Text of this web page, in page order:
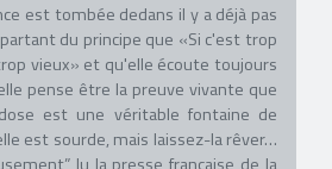
est tombée dedans il y a déjà pas
du principe que «Si c'est trop
vieux» et qu'elle écoute toujours
pense être la preuve vivante que
est une véritable fontaine de
est sourde, mais laissez-la rêver…